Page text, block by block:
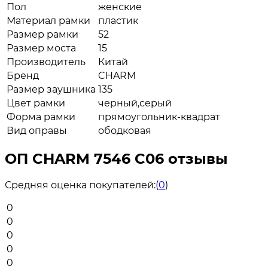
Пол
женские
Материал рамки
пластик
Размер рамки
52
Размер моста
15
Производитель
Китай
Бренд
CHARM
Размер заушника 135
Цвет рамки
черный,серый
Форма рамки
прямоугольник-квадрат
Вид оправы
ободковая
ОП CHARM 7546 C06 отзывы
Средняя оценка покупателей:(0)
0
0
0
0
0